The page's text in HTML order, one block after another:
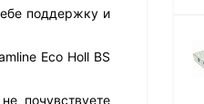
поддержку и
Eco Holl BS
почувствуете